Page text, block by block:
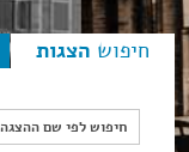
חיפוש הצגות
חיפוש לפי שם